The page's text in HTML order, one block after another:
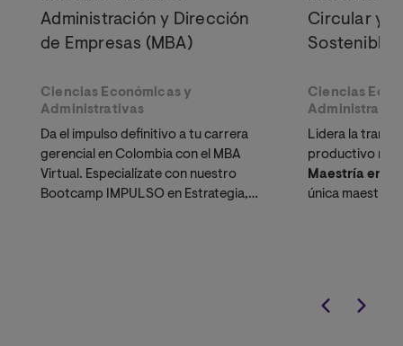
Administración y Dirección
de Empresas (MBA)
Ciencias Económicas y
Administrativas
Da el impulso definitivo a tu carrera
gerencial en Colombia con el MBA
Virtual. Especialízate con nuestro
Bootcamp IMPULSO en Estrategia,
Circular y
Sostenible
Ciencias
Lidera la
productivo
Maestría en
única maestría